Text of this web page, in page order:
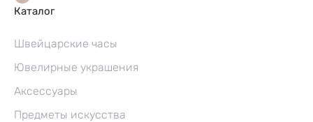
Каталог
Швейцарские часы
Ювелирные украшения
Аксессуары
Предметы искусства